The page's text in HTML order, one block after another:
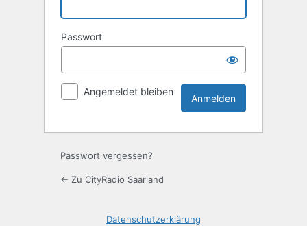
Passwort
Angemeldet bleiben
Passwort vergessen?
← Zu CityRadio Saarland
Datenschutzerklärung